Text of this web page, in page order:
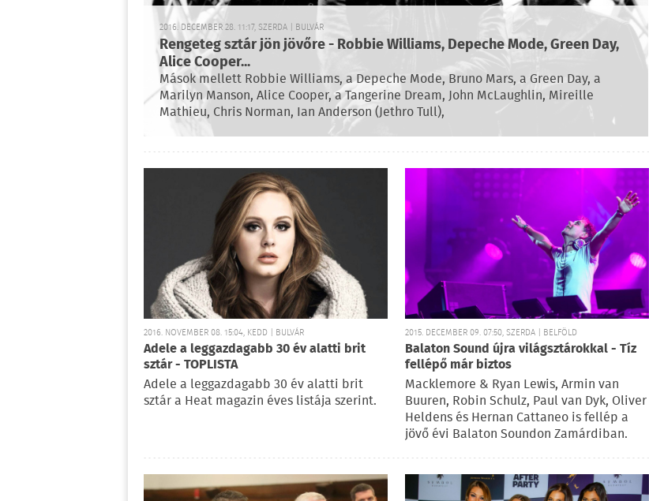
2016. DECEMBER 28. 11:17, SZERDA | BULVÁR
Rengeteg sztár jön jövőre - Robbie Williams, Depeche Mode, Green Day,
Alice Cooper...
Mások mellett Robbie Williams, a Depeche Mode, Bruno Mars, a Green Day, a
Marilyn Manson, Alice Cooper, a Tangerine Dream, John McLaughlin, Mireille
Mathieu, Chris Norman, Ian Anderson (Jethro Tull),
2016. NOVEMBER 08. 15:04, KEDD | BULVÁR
Adele a leggazdagabb 30 év alatti brit
sztár - TOPLISTA
Adele a leggazdagabb 30 év alatti brit
sztár a Heat magazin éves listája szerint.
2015. DECEMBER 09. 07:50, SZERDA | BELFÖLD
Balaton Sound újra világsztárokkal - Tíz
fellépő már biztos
Macklemore & Ryan Lewis, Armin van
Buuren, Robin Schulz, Paul van Dyk, Oliver
Heldens és Hernan Cattaneo is fellép a
jövő évi Balaton Soundon Zamárdiban.